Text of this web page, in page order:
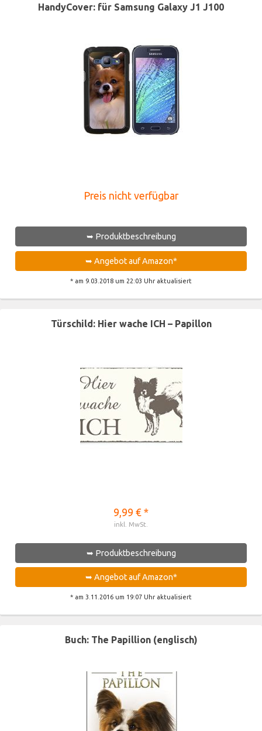
HandyCover: für Samsung Galaxy J1 J100
Preis nicht verfügbar
➥ Produktbeschreibung
➥ Angebot auf Amazon*
* am 9.03.2018 um 22:03 Uhr aktualisiert
Türschild: Hier wache ICH – Papillon
9,99 € *
inkl. MwSt.
➥ Produktbeschreibung
➥ Angebot auf Amazon*
* am 3.11.2016 um 19:07 Uhr aktualisiert
Buch: The Papillion (englisch)